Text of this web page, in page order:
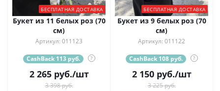
БЕСПЛАТНАЯ ДОСТАВКА
Букет из 11 белых роз (70
см)
Артикул: 011123
CashBack 113 руб. ?
2 265руб./шт
3 398 руб.
БЕСПЛАТНАЯ ДОСТАВКА
Букет из 9 белых роз (70
см)
Артикул: 011122
CashBack 108 руб. ?
2 150руб./шт
3 225 руб.